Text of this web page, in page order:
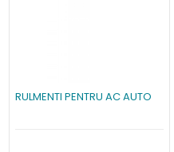
RULMENTI PENTRU AC AUTO